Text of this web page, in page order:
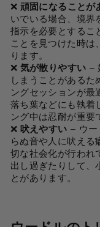
❌ 頑固になることが
いでいる場合、境界
指示を必要とするこ
ことを見つけた時は
ります。
❌ 気が散りやすい –
しまうことがある
ングセッションが最
落ち葉などにも執着
ング中は忍耐が重要
❌ 吠えやすい – ウー
らぬ音や人に吠える
切な社会化が行われ
出し過ぎたりして、
とがあります。